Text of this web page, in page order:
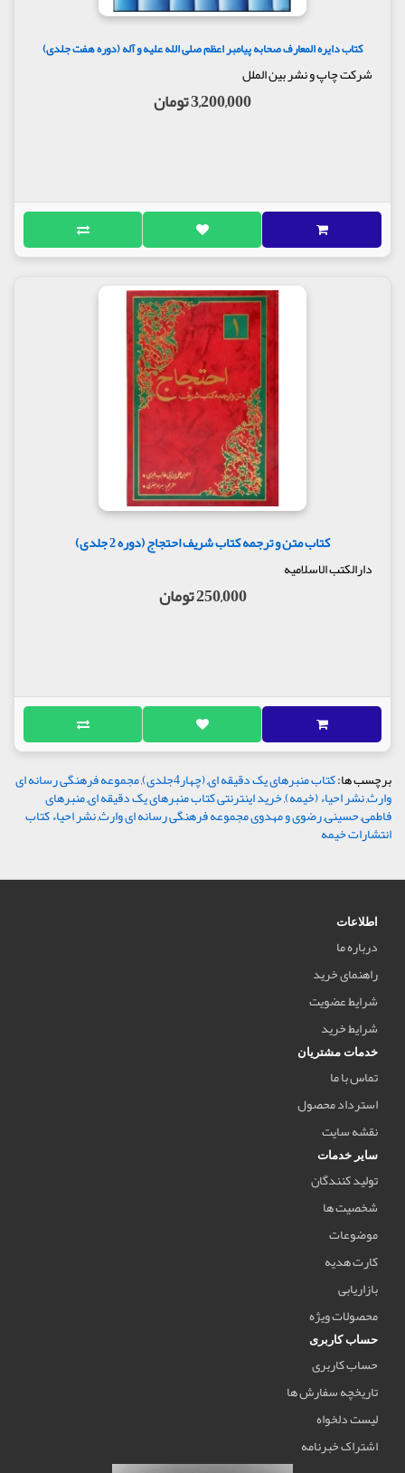
کتاب دایره المعارف صحابه پیامبر اعظم صلی الله علیه و آله (دوره هفت جلدی)
شرکت چاپ و نشر بین الملل
3,200,000 تومان
کتاب متن و ترجمه کتاب شریف احتجاج (دوره 2 جلدی)
دارالکتب الاسلامیه
250,000 تومان
برچسب ها:کتاب منبرهای یک دقیقه ای,(چهار4جلدی) ,مجموعه فرهنگی رسانه ای
وارث,نشر احیاء (خیمه),خرید اینترنتی کتاب منبرهای یک دقیقه ای,منبرهای
فاطمی,حسینی,رضوی و مهدوی مجموعه فرهنگی رسانه ای وارث,نشر احیاء کتاب
انتشارات خیمه
اطلاعات
درباره ما
راهنمای خرید
شرایط عضویت
شرایط خرید
خدمات مشتریان
تماس با ما
استرداد محصول
نقشه سایت
سایر خدمات
تولید کنندگان
شخصیت ها
موضوعات
کارت هدیه
بازاریابی
محصولات ویژه
حساب کاربری
حساب کاربری
تاریخچه سفارش ها
لیست دلخواه
اشتراک خبرنامه